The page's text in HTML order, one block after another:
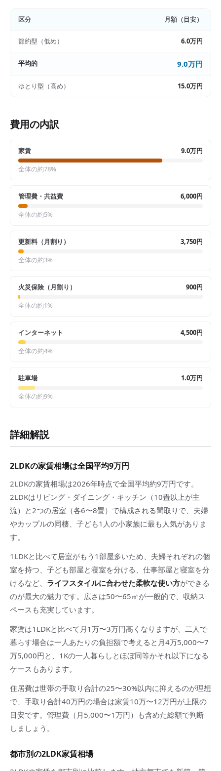
区分 月額（目安）
節約型（低め） 6.0万円
平均的 9.0万円
ゆとり型（高め） 15.0万円
費用の内訳
家賃 9.0万円
全体の約78%
管理費・共益費 6,000円
全体の約5%
更新料（月割り） 3,750円
全体の約3%
火災保険（月割り） 900円
全体の約1%
インターネット 4,500円
全体の約4%
駐車場 1.0万円
全体の約9%
詳細解説
2LDKの家賃相場は全国平均9万円
2LDKの家賃相場は2026年時点で全国平均約9万円です。
2LDKはリビング・ダイニング・キッチン（10畳以上が主
流）と2つの居室（各6〜8畳）で構成される間取りで、夫婦
やカップルの同棲、子ども1人の小家族に最も人気がありま
す。
1LDKと比べて居室がもう1部屋多いため、夫婦それぞれの個
室を持つ、子ども部屋と寝室を分ける、仕事部屋と寝室を分
けるなど、 ライフスタイルに合わせた柔軟な使い方ができる
のが最大の魅力です。広さは50〜65㎡が一般的で、収納ス
ペースも充実しています。
家賃は1LDKと比べて月1万〜3万円高くなりますが、二人で
暮らす場合は一人あたりの負担額で考えると月4万5,000〜7
万5,000円と、1Kの一人暮らしとほぼ同等かそれ以下になる
ケースもあります。
住居費は世帯の手取り合計の25〜30%以内に抑えるのが理想
で、手取り合計40万円の場合は家賃10万〜12万円が上限の
目安です。管理費（月5,000〜1万円）も含めた総額で判断
しましょう。
都市別の2LDK家賃相場